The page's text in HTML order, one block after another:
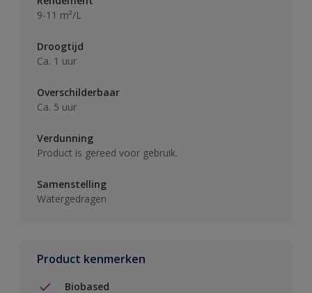
9-11 m²/L
Droogtijd
Ca. 1 uur
Overschilderbaar
Ca. 5 uur
Verdunning
Product is gereed voor gebruik.
Samenstelling
Watergedragen
Product kenmerken
Biobased